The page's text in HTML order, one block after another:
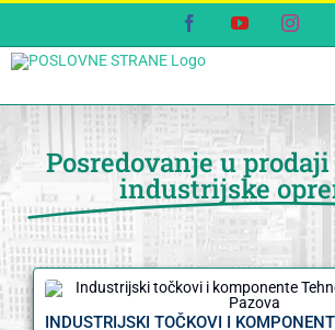
content
FacebookYouTube
Posredovanje u
industrijske
INDUSTRIJSKI TOČKOVI I